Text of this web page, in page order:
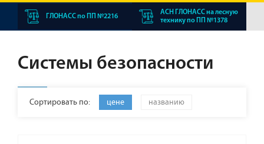
ГЛОНАСС по ПП №2216
АСН ГЛОНАСС на лесную
технику по ПП №1378
Системы безопасности
Сортировать по: цене названию